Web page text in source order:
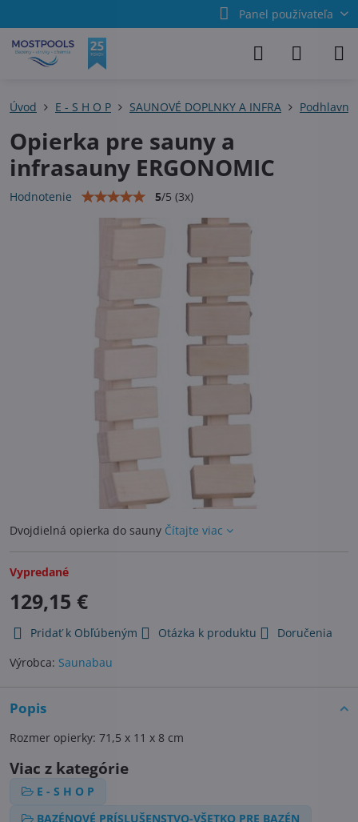
Panel používateľa
Úvod E - S H O P SAUNOVÉ DOPLNKY A INFRA
Opierka pre sauny a
infrasauny ERGONOMIC
Hodnotenie 5/5 (3x)
Dvojdielná opierka do sauny Čítajte viac
Vypredané
129,15 €
Pridať k Obľúbeným Otázka k produktu
Doručenia
Výrobca: Saunabau
Popis
Rozmer opierky: 71,5 x 11 x 8 cm
Viac z kategórie
E - S H O P
BAZÉNOVÉ PRÍSLUŠENSTVO-VŠETKO PRE BAZÉN